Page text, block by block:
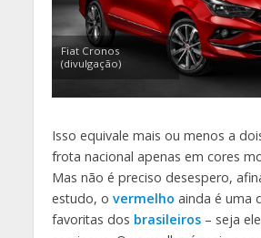
Fiat Cronos
(divulgação)
Isso equivale mais ou menos a
frota nacional apenas em cores
Mas não é preciso desespero,
estudo, o vermelho ainda é uma
favoritas dos brasileiros– seja